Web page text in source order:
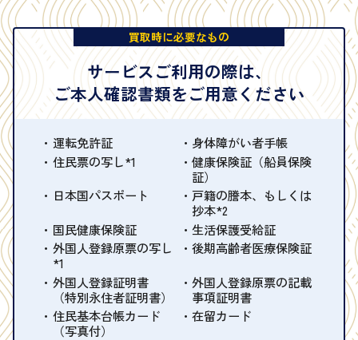
買取時に必要なもの
サービスご利用の際は、
ご本人確認書類をご用意ください
運転免許証
身体障がい者手帳
住民票の写し*1
健康保険証（船員保険
証）
日本国パスポート
戸籍の謄本、もしくは
抄本*2
国民健康保険証
生活保護受給証
外国人登録原票の写し
*1
後期高齢者医療保険証
外国人登録証明書
（特別永住者証明書）
外国人登録原票の記載
事項証明書
住民基本台帳カード
（写真付）
在留カード